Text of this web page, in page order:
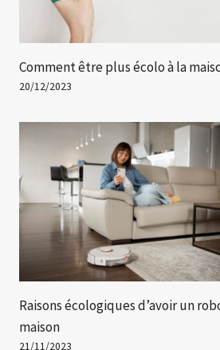
Comment être plus écolo à la
20/12/2023
Raisons écologiques d’avoir un
maison
21/11/2023